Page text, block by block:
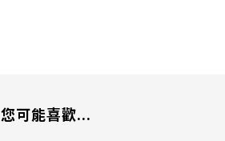
您可能喜歡...